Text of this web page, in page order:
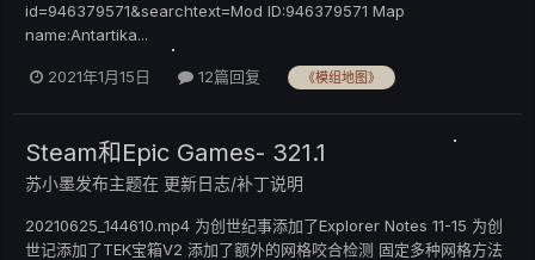
id=946379571&searchtext=Mod ID:946379571 Map
name:Antartika...
2021年1月15日 12篇回复 《模组地图》
Steam和Epic Games- 321.1
苏小墨发布主题在 更新日志/补丁说明
20210625_144610.mp4 为创世纪事添加了Explorer Notes 11-15 为创
世记添加了TEK宝箱V2 添加了额外的网格咬合检测 固定多种网格方法